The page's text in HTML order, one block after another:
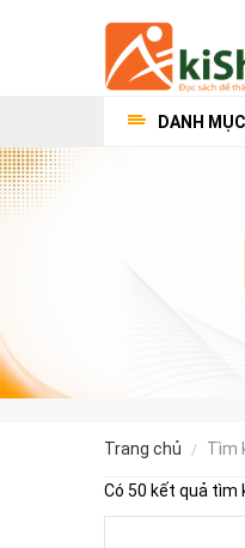
DANH
trang chủ tìm
Có 50 kết quả tìm